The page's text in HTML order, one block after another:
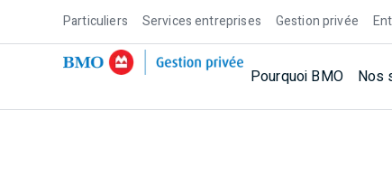
Particuliers Services entreprises Gestion privée
Pourquoi BMO Nos